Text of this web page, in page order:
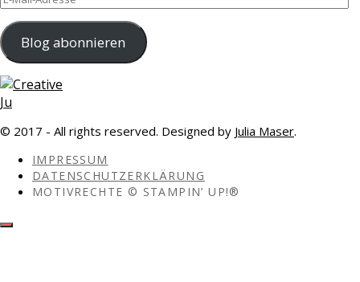
Mail-
Adresse
Blog abonnieren
© 2017 - All rights reserved. Designed by Julia Maser.
IMPRESSUM
DATENSCHUTZERKLÄRUNG
MOTIVRECHTE © STAMPIN’ UP!®